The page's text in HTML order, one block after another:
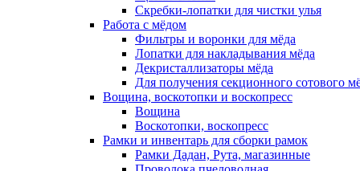
Скребки-лопатки для чистки улья
Работа с мёдом
Фильтры и воронки для мёда
Лопатки для накладывания мёда
Декристаллизаторы мёда
Для получения секционного сотового
Вощина, воскотопки и воскопресс
Вощина
Воскотопки, воскопресс
Рамки и инвентарь для сборки рамок
Рамки Дадан, Рута, магазинные